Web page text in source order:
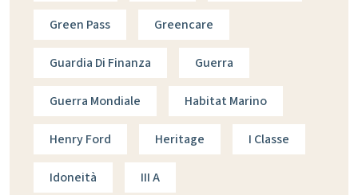
Green Pass Greencare
Guardia Di Finanza Guerra
Guerra Mondiale Habitat Marino
Henry Ford Heritage I Classe
Idoneità III A